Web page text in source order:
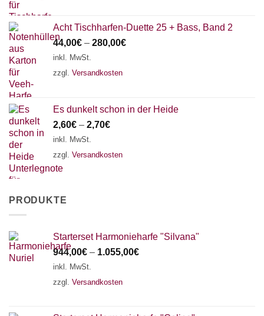
Acht Tischharfen-Duette 25 + Bass, Band 2
44,00€ – 280,00€
inkl. MwSt.
zzgl. Versandkosten
Es dunkelt schon in der Heide
2,60€ – 2,70€
inkl. MwSt.
zzgl. Versandkosten
PRODUKTE
Starterset Harmonieharfe "Silvana"
944,00€ – 1.055,00€
inkl. MwSt.
zzgl. Versandkosten